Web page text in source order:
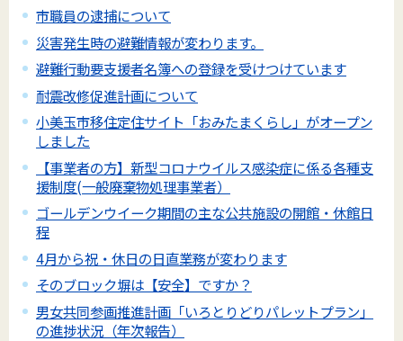
市職員の逮捕について
災害発生時の避難情報が変わります。
避難行動要支援者名簿への登録を受けつけています
耐震改修促進計画について
小美玉市移住定住サイト「おみたまくらし」がオープン
しました
【事業者の方】新型コロナウイルス感染症に係る各種支
援制度(一般廃棄物処理事業者）
ゴールデンウイーク期間の主な公共施設の開館・休館日
程
4月から祝・休日の日直業務が変わります
そのブロック塀は【安全】ですか？
男女共同参画推進計画「いろとりどりパレットプラン」
の進捗状況（年次報告）